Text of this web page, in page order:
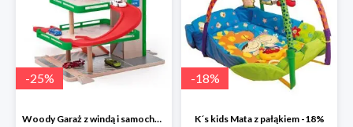
-25%
Woody Garaż z windą i samochodziki SIKU -25%
-18%
K´s kids Mata z pałąkiem -18%